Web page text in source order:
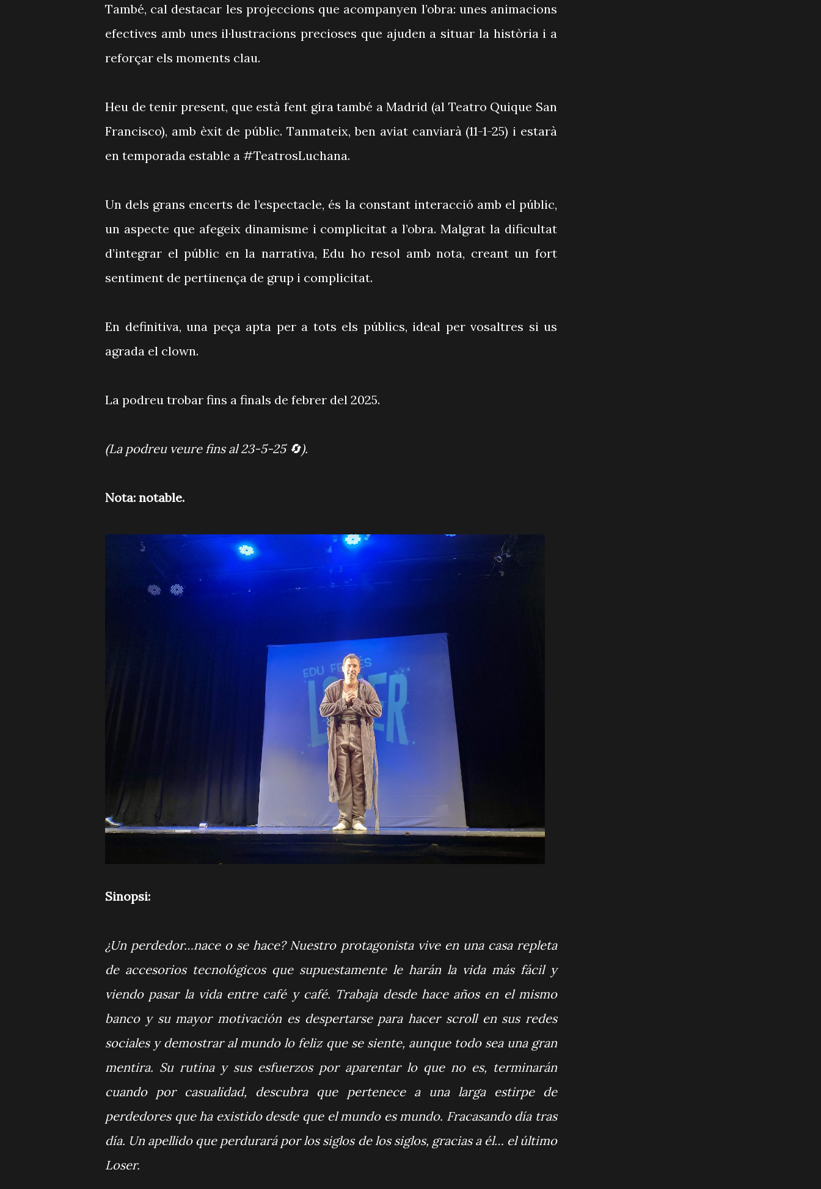
També, cal destacar les projeccions que acompanyen l’obra: unes animacions
efectives amb unes il·lustracions precioses que ajuden a situar la història i a
reforçar els moments clau.
Heu de tenir present, que està fent gira també a Madrid (al Teatro Quique San
Francisco), amb èxit de públic. Tanmateix, ben aviat canviarà (11-1-25) i estarà
en temporada estable a #TeatrosLuchana.
Un dels grans encerts de l’espectacle, és la constant interacció amb el públic,
un aspecte que afegeix dinamisme i complicitat a l’obra. Malgrat la dificultat
d’integrar el públic en la narrativa, Edu ho resol amb nota, creant un fort
sentiment de pertinença de grup i complicitat.
En definitiva, una peça apta per a tots els públics, ideal per vosaltres si us
agrada el clown.
La podreu trobar fins a finals de febrer del 2025.
(La podreu veure fins al 23-5-25 🔄).
Nota: notable.
Sinopsi:
¿Un perdedor…nace o se hace? Nuestro protagonista vive en una casa repleta
de accesorios tecnológicos que supuestamente le harán la vida más fácil y
viendo pasar la vida entre café y café. Trabaja desde hace años en el mismo
banco y su mayor motivación es despertarse para hacer scroll en sus redes
sociales y demostrar al mundo lo feliz que se siente, aunque todo sea una gran
mentira. Su rutina y sus esfuerzos por aparentar lo que no es, terminarán
cuando por casualidad, descubra que pertenece a una larga estirpe de
perdedores que ha existido desde que el mundo es mundo. Fracasando día tras
día. Un apellido que perdurará por los siglos de los siglos, gracias a él… el último
Loser.